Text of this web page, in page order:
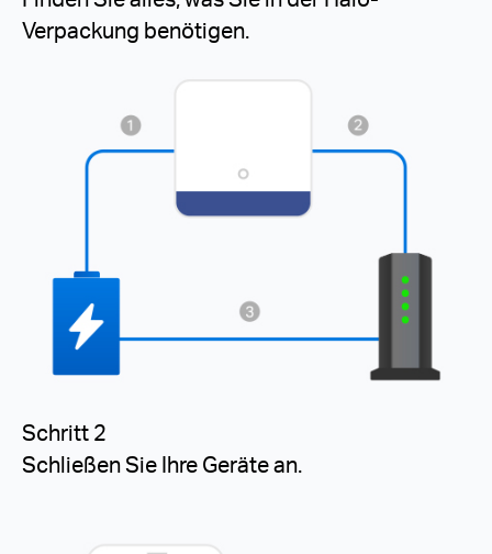
Verpackung benötigen.
Schritt 2
Schließen Sie Ihre Geräte an.